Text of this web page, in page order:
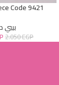
Code 9421
2.050EGP